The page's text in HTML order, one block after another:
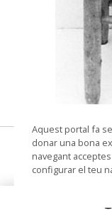
© Museu de
Materials i
Aquest portal fa
donar una bona
navegant
configurar el teu